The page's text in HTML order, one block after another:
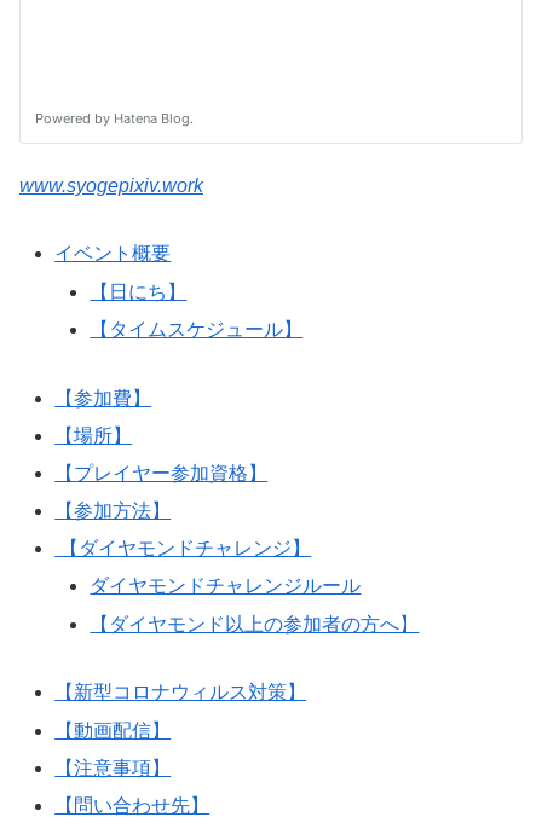
www.syogepixiv.work
イベント概要
【日にち】
【タイムスケジュール】
【参加費】
【場所】
【プレイヤー参加資格】
【参加方法】
【ダイヤモンドチャレンジ】
ダイヤモンドチャレンジルール
【ダイヤモンド以上の参加者の方へ】
【新型コロナウィルス対策】
【動画配信】
【注意事項】
【問い合わせ先】